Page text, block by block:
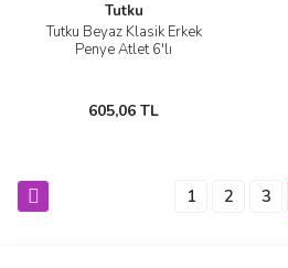
Tutku
Tutku Beyaz Klasik Erkek
Penye Atlet 6'lı
605,06 TL
1 2 3